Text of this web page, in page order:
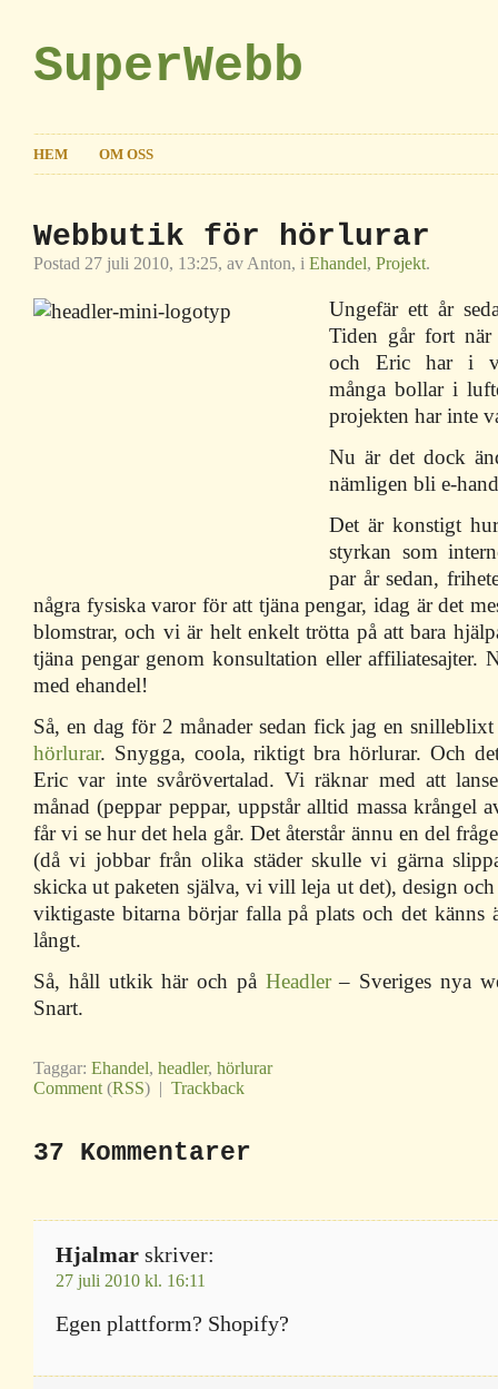
SuperWebb
HEM OM OSS
Webbutik för hörlurar
Postad 27 juli 2010, 13:25, av Anton, i Ehandel, Projekt.
Ungefär ett år
Tiden går fort
och Eric har i
många bollar i
projekten har inte
Nu är det dock
nämligen bli e-
Det är konstigt
styrkan som
par år sedan,
några fysiska varor för att tjäna pengar, idag är det
blomstrar, och vi är helt enkelt trötta på att bara
tjäna pengar genom konsultation eller affiliatesajter.
med ehandel!
Så, en dag för 2 månader sedan fick jag en
hörlurar. Snygga, coola, riktigt bra hörlurar. Och
Eric var inte svårövertalad. Vi räknar med att
månad (peppar peppar, uppstår alltid massa krångel
får vi se hur det hela går. Det återstår ännu en del
(då vi jobbar från olika städer skulle vi gärna
skicka ut paketen själva, vi vill leja ut det), design
viktigaste bitarna börjar falla på plats och det känns
långt.
Så, håll utkik här och på Headler– Sveriges nya
Snart.
Taggar: Ehandel, headler, hörlurar
Comment (RSS) | Trackback
37 Kommentarer
Hjalmar skriver:
27 juli 2010 kl. 16:11
Egen plattform? Shopify?